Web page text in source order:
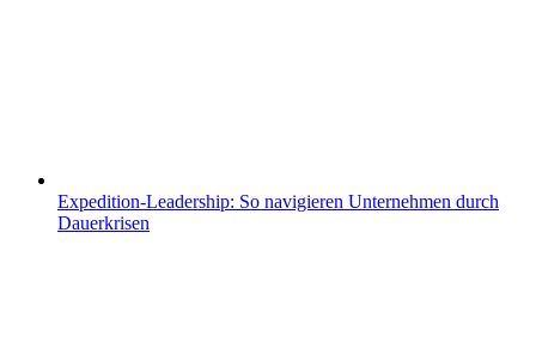
Expedition-Leadership: So navigieren Unternehmen durch
Dauerkrisen